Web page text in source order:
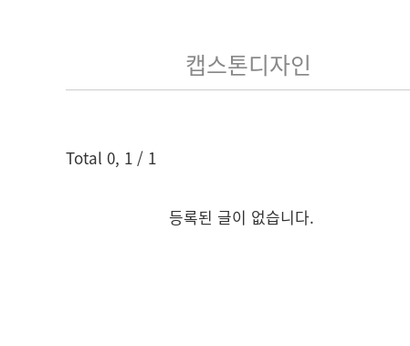
캡스톤디자인
Total 0, 1 / 1
등록된 글이 없습니다.